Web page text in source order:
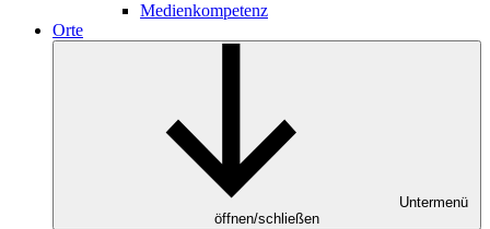
Medienkompetenz
Orte
Untermenü
öffnen/schließen